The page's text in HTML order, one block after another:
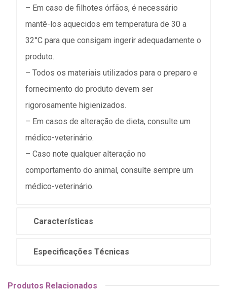
– Em caso de filhotes órfãos, é necessário
mantê-los aquecidos em temperatura de 30 a
32°C para que consigam ingerir adequadamente o
produto.
– Todos os materiais utilizados para o preparo e
fornecimento do produto devem ser
rigorosamente higienizados.
– Em casos de alteração de dieta, consulte um
médico-veterinário.
– Caso note qualquer alteração no
comportamento do animal, consulte sempre um
médico-veterinário.
Características
Especificações Técnicas
Produtos Relacionados